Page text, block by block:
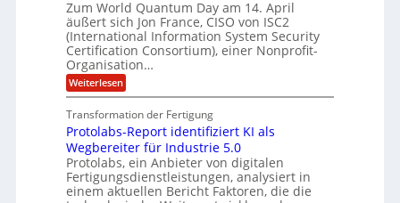
D
o
l
l
a
r
u
n
d
L
a
t
e
i
n
a
m
s
t
o
m
e
r
O
ff
c
e
r
o
m
p
e
t
e
n
z
z
e
n
t
r
u
m
f
g
s
d
ä
m
p
f
e
r
ü
r
d
e
n
Zum World Quantum Day am 14. April
äußert sich Jon France, CISO von ISC2
(International Information System Security
Certification Consortium), einer Nonprofit-
Organisation…
Weiterlesen:
P
s
t
q
u
a
n
t
Transformation der Fertigung
Protolabs-Report identifiziert KI als
Wegbereiter für Industrie 5.0
Protolabs, ein Anbieter von digitalen
Fertigungsdienstleistungen, analysiert in
einem aktuellen Bericht Faktoren, die die